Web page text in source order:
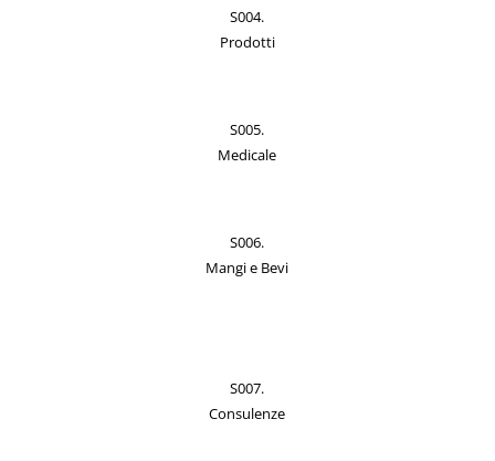
S004.
Prodotti
S005.
Medicale
S006.
Mangi e Bevi
S007.
Consulenze